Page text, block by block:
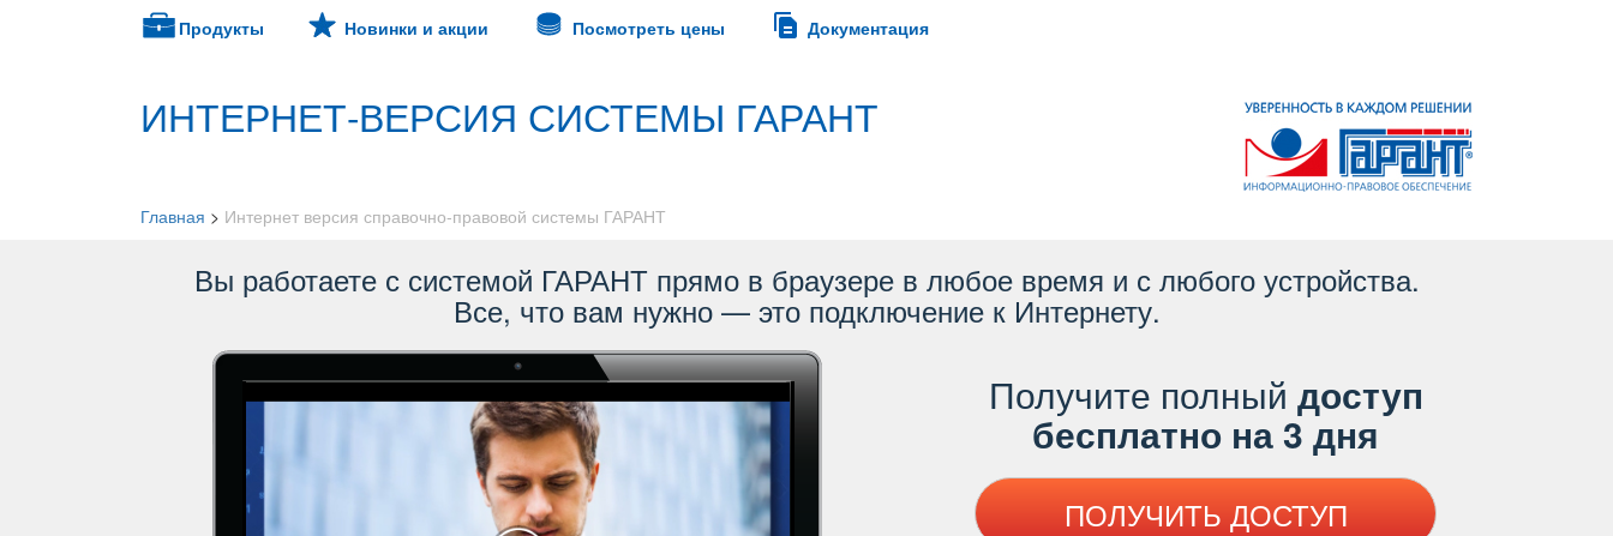
Продукты Новинки и акции Посмотреть цены Документация
ИНТЕРНЕТ-ВЕРСИЯ СИСТЕМЫ ГАРАНТ
Главная > Интернет версия справочно-правовой системы ГАРАНТ
ы работаете с системой ГАРАНТ прямо в браузере в любое время и с любого устройства.
се, что вам нужно — это подключение к Интернету.
Получите полный доступ
есплатно на 3 дня
ПОЛУЧИТЬ ДОСТУП